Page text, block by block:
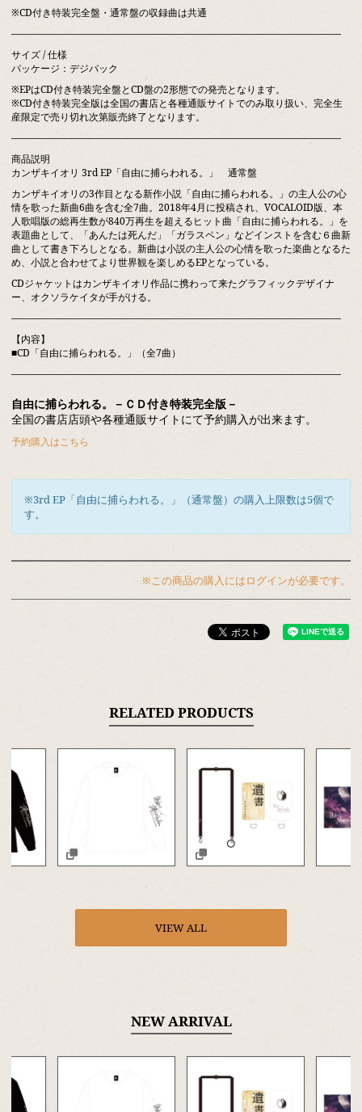
※CD付き特装完全盤・通常盤の収録曲は共通
――――――――――――――――――――――――――――――――――
サイズ / 仕様
パッケージ：デジパック
※EPはCD付き特装完全盤とCD盤の2形態での発売となります。
※CD付き特装完全版は全国の書店と各種通販サイトでのみ取り扱い、完全生
産限定で売り切れ次第販売終了となります。
――――――――――――――――――――――――――――――――――
商品説明
カンザキイオリ 3rd EP「自由に捕らわれる。」 通常盤
カンザキイオリの3作目となる新作小説「自由に捕らわれる。」の主人公の心
情を歌った新曲6曲を含む全7曲。2018年4月に投稿され、VOCALOID版、本
人歌唱版の総再生数が840万再生を超えるヒット曲「自由に捕らわれる。」を
表題曲として、「あんたは死んだ」「ガラスペン」などインストを含む６曲新
曲として書き下ろしとなる。新曲は小説の主人公の心情を歌った楽曲となるた
め、小説と合わせてより世界観を楽しめるEPとなっている。
CDジャケットはカンザキイオリ作品に携わって来たグラフィックデザイナ
ー、オクソラケイタが手がける。
――――――――――――――――――――――――――――――――――
【内容】
■CD「自由に捕らわれる。」（全7曲）
――――――――――――――――――――――――――――――――――
自由に捕らわれる。－ＣＤ付き特装完全版－
全国の書店店頭や各種通販サイトにて予約購入が出来ます。
予約購入はこちら
※3rd EP「自由に捕らわれる。」（通常盤）の購入上限数は5個で
す。
※この商品の購入にはログインが必要です。
RELATED PRODUCTS
VIEW ALL
NEW ARRIVAL